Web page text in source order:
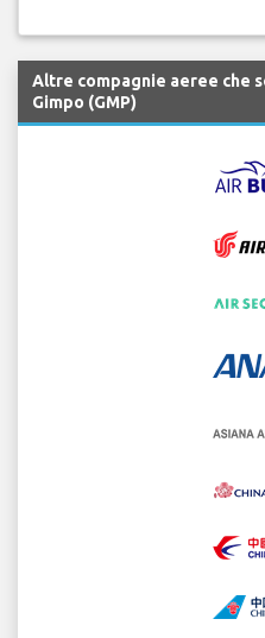
Altre compagnie aeree che
Gimpo (GMP)